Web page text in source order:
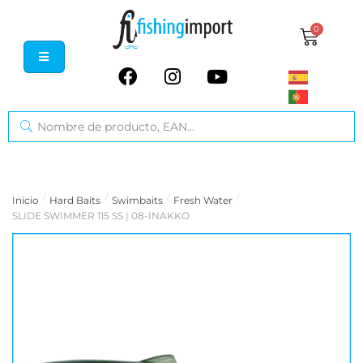
0
Inicio / Hard Baits / Swimbaits / Fresh Water /
SLIDE SWIMMER 115 SS | 08-INAKKO